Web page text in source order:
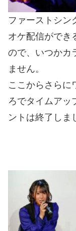
ファーストシン
オケ配信ができ
ので、いつかカ
ません。
ここからさらに
ろでタイムアッ
ントは終了しま